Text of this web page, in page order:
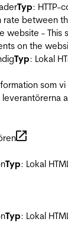
Typ: HTTP-
rate between
website - This
on the
Typ: Lokal
som
Typ: Lokal
Typ: Lokal